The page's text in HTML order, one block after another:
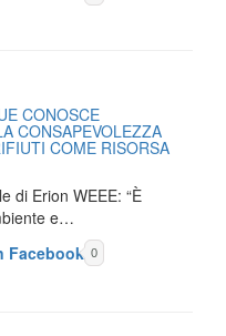
CONOSCE
CONSAPEVOLEZZA
COME RISORSA
di Erion WEEE: “È
e…
0